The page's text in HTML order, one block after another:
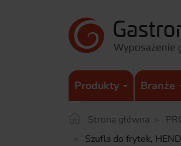
Produkty Branże
Strona główna
Szufla do frytek,